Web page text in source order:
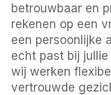
betrouwbaar en
rekenen op een
een persoonlijke
echt past bij
wij werken
vertrouwde